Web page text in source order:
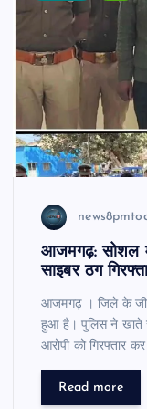
आजमगढ़: सोशल
साइबर ठग
आजमगढ़ । जिले के
हुआ है। पुलिस ने खाते
आरोपी को गिरफ्तार
Read more